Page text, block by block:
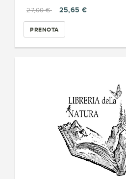
27,00 €
25,65 €
PRENOTA